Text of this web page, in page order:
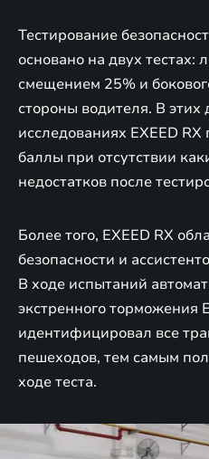
Тестирование
основано на двух тестах:
смещением 25% и
стороны водителя. В
исследованиях EXEED
баллы при отсутствии
недостатков после
Более того, EXEED RX
безопасности и
В ходе испытаний
экстренного торможения
идентифицировал все
пешеходов, тем самым
ходе теста.